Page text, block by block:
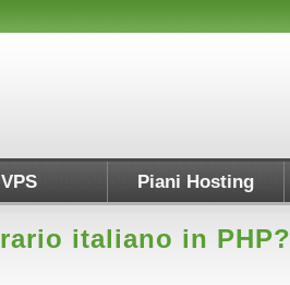
VPS Piani Hosting
italiano in PHP?